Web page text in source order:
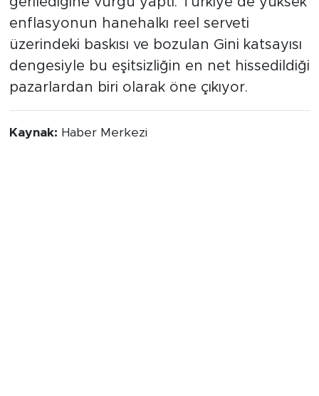
enflasyonun hanehalkı reel serveti
üzerindeki baskısı ve bozulan Gini katsayısı
dengesiyle bu eşitsizliğin en net hissedildiği
pazarlardan biri olarak öne çıkıyor.
Kaynak: Haber Merkezi